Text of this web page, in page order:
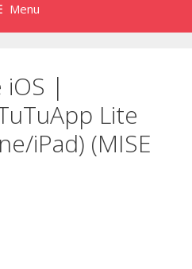
Menu
iOS |
Lite
iPad) (MISE